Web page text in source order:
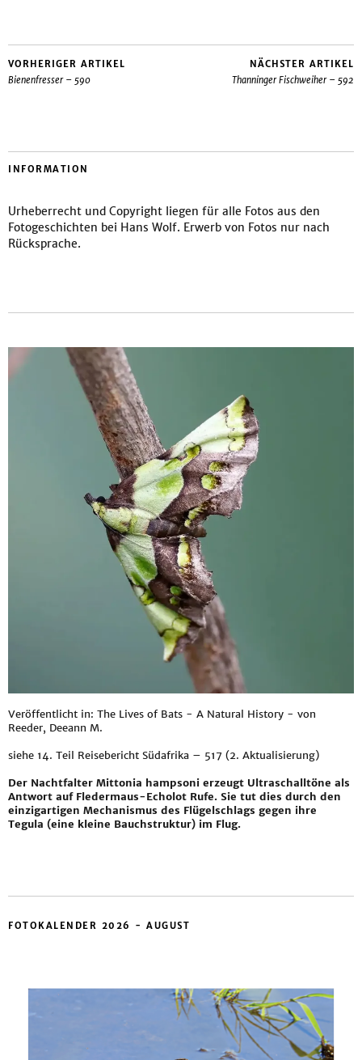
VORHERIGER ARTIKEL
Bienenfresser – 590
NÄCHSTER ARTIKEL
Thanninger Fischweiher – 592
INFORMATION
Urheberrecht und Copyright liegen für alle Fotos aus den
Fotogeschichten bei Hans Wolf. Erwerb von Fotos nur nach
Rücksprache.
Veröffentlicht in: The Lives of Bats - A Natural History - von
Reeder, Deeann M.
siehe 14. Teil Reisebericht Südafrika – 517 (2. Aktualisierung)
Der Nachtfalter Mittonia hampsoni erzeugt Ultraschalltöne als
Antwort auf Fledermaus-Echolot Rufe. Sie tut dies durch den
einzigartigen Mechanismus des Flügelschlags gegen ihre
Tegula (eine kleine Bauchstruktur) im Flug.
FOTOKALENDER 2026 - AUGUST